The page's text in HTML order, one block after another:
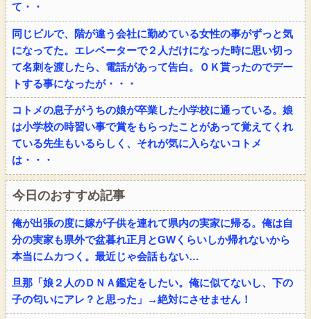
て・・
同じビルで、階が違う会社に勤めている女性の事がずっと気
になってた。エレベーターで２人だけになった時に思い切っ
て名刺を渡したら、電話があって告白。ＯＫ貰ったのでデー
トする事になったが・・・
コトメの息子がうちの娘が卒業した小学校に通っている。娘
は小学校の時習い事で賞をもらったことがあって覚えてくれ
ている先生もいるらしく、それが気に入らないコトメ
は・・・
今日のおすすめ記事
俺が出張の度に嫁が子供を連れて県内の実家に帰る。俺は自
分の実家も県外で盆暮れ正月とGWくらいしか帰れないから
本当にムカつく。最近じゃ会話もない…
旦那「娘２人のＤＮＡ鑑定をしたい。俺に似てないし、下の
子の匂いにアレ？と思った」→絶対にさせません！